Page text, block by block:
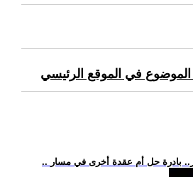
الموضوع في الموقع الرئيسي
بادرة حل أم عقدة أخرى في مسار